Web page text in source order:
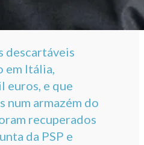
descartáveis
em Itália,
euros, e que
num armazém do
recuperados
da PSP e